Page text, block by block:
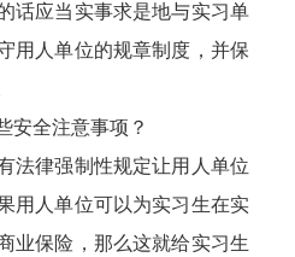
话应当实事求是地与实习单
用人单位的规章制度，并保
全注意事项？
律强制性规定让用人单位
用人单位可以为实习生在实
业保险，那么这就给实习生